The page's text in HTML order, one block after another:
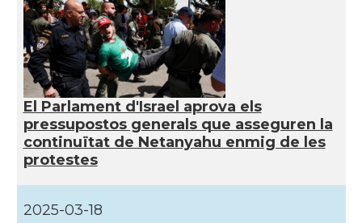
El Parlament d'Israel aprova els
pressupostos generals que asseguren la
continuïtat de Netanyahu enmig de les
protestes
2025-03-18